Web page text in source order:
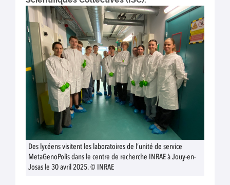
Des lycéens visitent les laboratoires de l’unité de service
MetaGenoPolis dans le centre de recherche INRAE à Jouy-en-
Josas le 30 avril 2025. © INRAE